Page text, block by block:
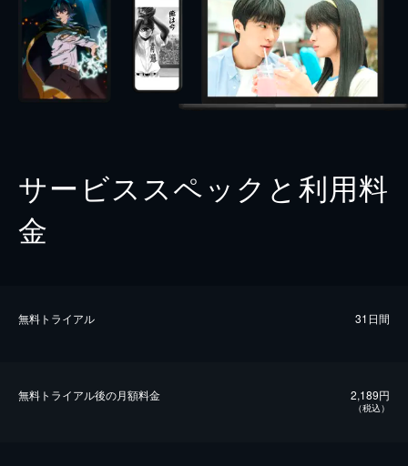
サービススペックと利用料
金
無料トライアル 31日間
無料トライアル後の⽉額料金 2,189円
（税込）